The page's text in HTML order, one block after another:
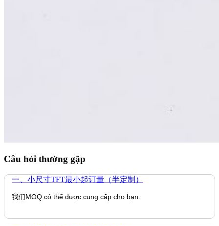
Câu hỏi thường gặp
一、小尺寸TFT最小起订量（半定制）
我们MOQ có thể được cung cấp cho bạn.